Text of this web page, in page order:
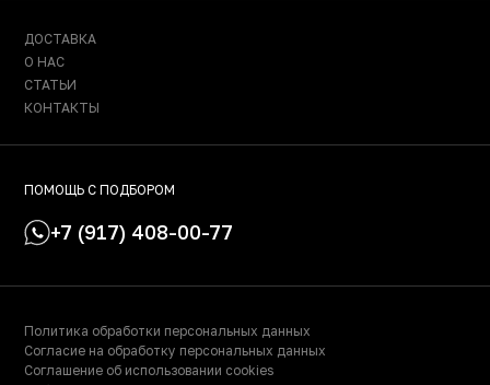
ДОСТАВКА
О НАС
СТАТЬИ
КОНТАКТЫ
ПОМОЩЬ С ПОДБОРОМ
+7 (917) 408-00-77
Политика обработки персональных данных
Согласие на обработку персональных данных
Соглашение об использовании cookies